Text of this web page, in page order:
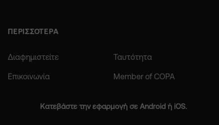
ΠΕΡΙΣΣΟΤΕΡΑ
Διαφημιστείτε Ταυτότητα
Επικοινωνία Member of COPA
Κατεβάστε την εφαρμογή σε Android ή iOS.